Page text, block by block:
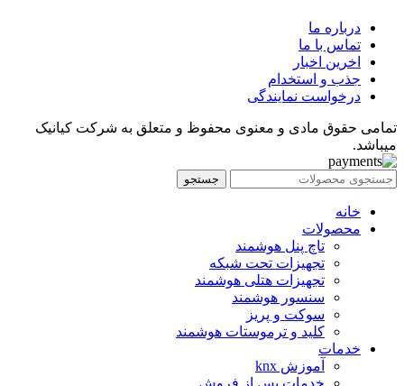
درباره ما
تماس با ما
اخرین اخبار
جذب و استخدام
درخواست نمایندگی
تمامی حقوق مادی و معنوی محفوظ و متعلق به شرکت کیانیک
میباشد.
جستجو
خانه
محصولات
تاچ پنل هوشمند
تجهیزات تحت شبکه
تجهیزات هتلی هوشمند
سنسور هوشمند
سوکت و پریز
کلید و ترموستات هوشمند
خدمات
آموزش knx